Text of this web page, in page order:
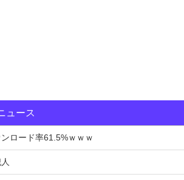
ュース
ロード率61.5%ｗｗｗ